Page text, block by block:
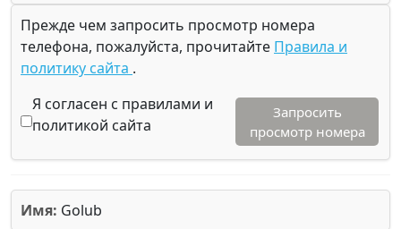
Прежде чем запросить просмотр номера
телефона, пожалуйста, прочитайте Правила и
политику сайта .
Я согласен с правилами и
политикой сайта
Запросить
просмотр номера
Имя: Golub